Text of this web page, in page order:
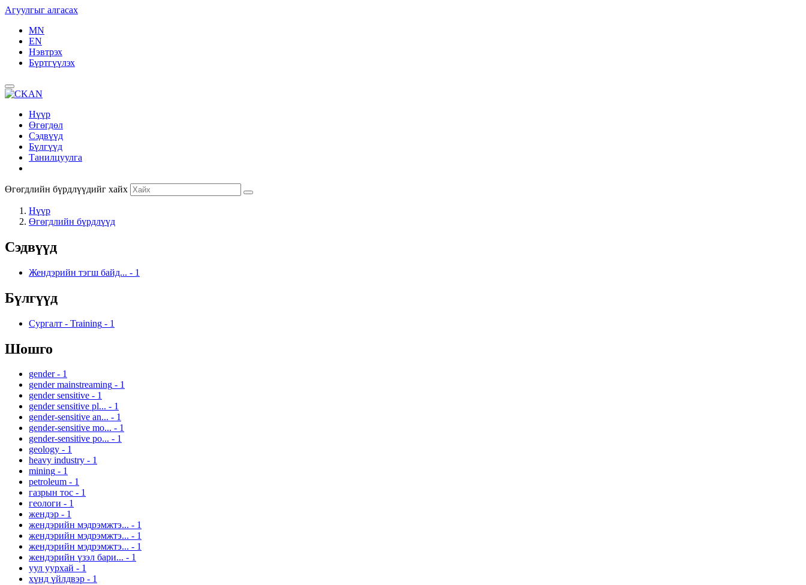
Агуулгыг алгасах
MN
EN
Нэвтрэх
Бүртгүүлэх
Нүүр
Өгөгдөл
Сэдвүүд
Бүлгүүд
Танилцуулга
Өгөгдлийн бүрдлүүдийг хайх
Нүүр
Өгөгдлийн бүрдлүүд
Сэдвүүд
Жендэрийн тэгш байд... - 1
Бүлгүүд
Сургалт - Training - 1
Шошго
gender - 1
gender mainstreaming - 1
gender sensitive - 1
gender sensitive pl... - 1
gender-sensitive an... - 1
gender-sensitive mo... - 1
gender-sensitive po... - 1
geology - 1
heavy industry - 1
mining - 1
petroleum - 1
газрын тос - 1
геологи - 1
жендэр - 1
жендэрийн мэдрэмжтэ... - 1
жендэрийн мэдрэмжтэ... - 1
жендэрийн мэдрэмжтэ... - 1
жендэрийн үзэл бари... - 1
уул уурхай - 1
хүнд үйлдвэр - 1